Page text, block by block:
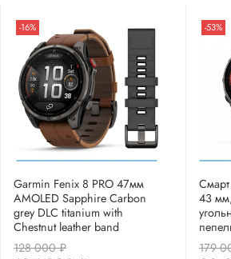
-16%
Garmin Fenix 8 PRO 47мм
AMOLED Sapphire Carbon
grey DLC titanium with
Chestnut leather band
128 000 ₽
-53%
43
179